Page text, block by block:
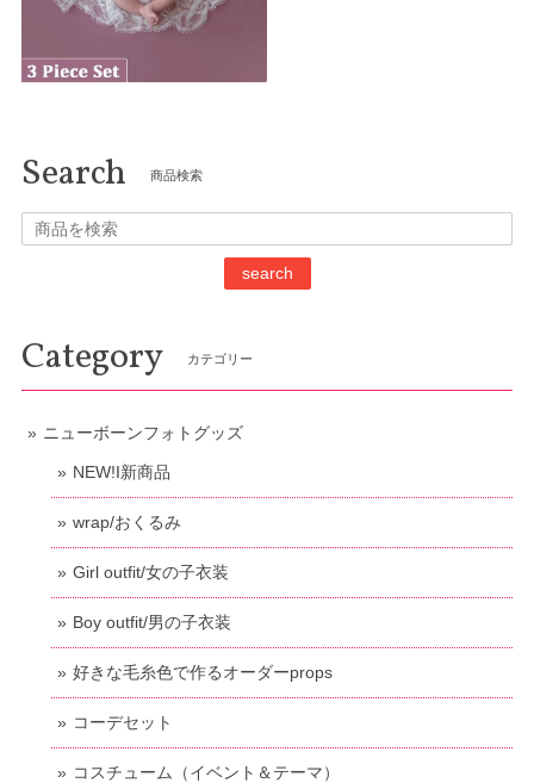
Search 商品検索
search
Category カテゴリー
ニューボーンフォトグッズ
NEW!I新商品
wrap/おくるみ
Girl outfit/女の子衣装
Boy outfit/男の子衣装
好きな毛糸色で作るオーダーprops
コーデセット
コスチューム（イベント＆テーマ）